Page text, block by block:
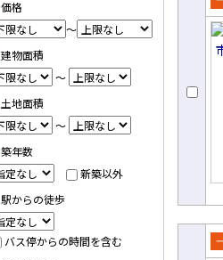
価格
～
建物面積
～
土地面積
～
築年数
新築以外
駅からの徒歩
バス停からの時間を含む
て